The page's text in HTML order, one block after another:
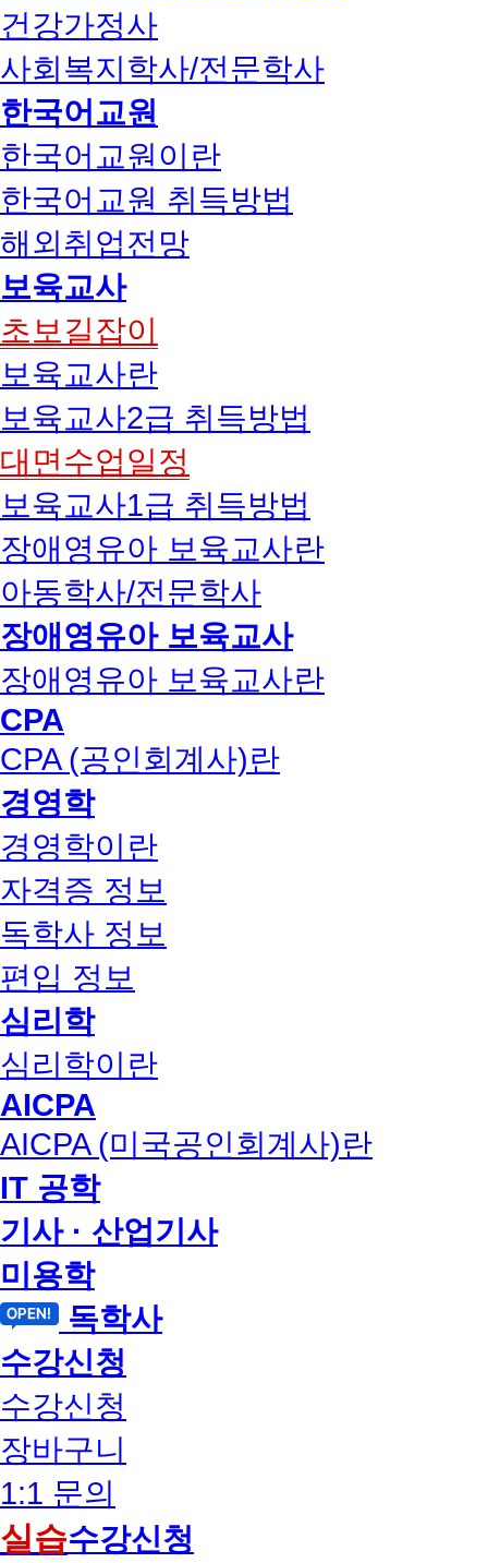
건강가정사
사회복지학사/전문학사
한국어교원
한국어교원이란
한국어교원 취득방법
해외취업전망
보육교사
초보길잡이
보육교사란
보육교사2급 취득방법
대면수업일정
보육교사1급 취득방법
장애영유아 보육교사란
아동학사/전문학사
장애영유아 보육교사
장애영유아 보육교사란
CPA
CPA (공인회계사)란
경영학
경영학이란
자격증 정보
독학사 정보
편입 정보
심리학
심리학이란
AICPA
AICPA (미국공인회계사)란
IT 공학
기사 · 산업기사
미용학
독학사
수강신청
수강신청
장바구니
1:1 문의
실습수강신청